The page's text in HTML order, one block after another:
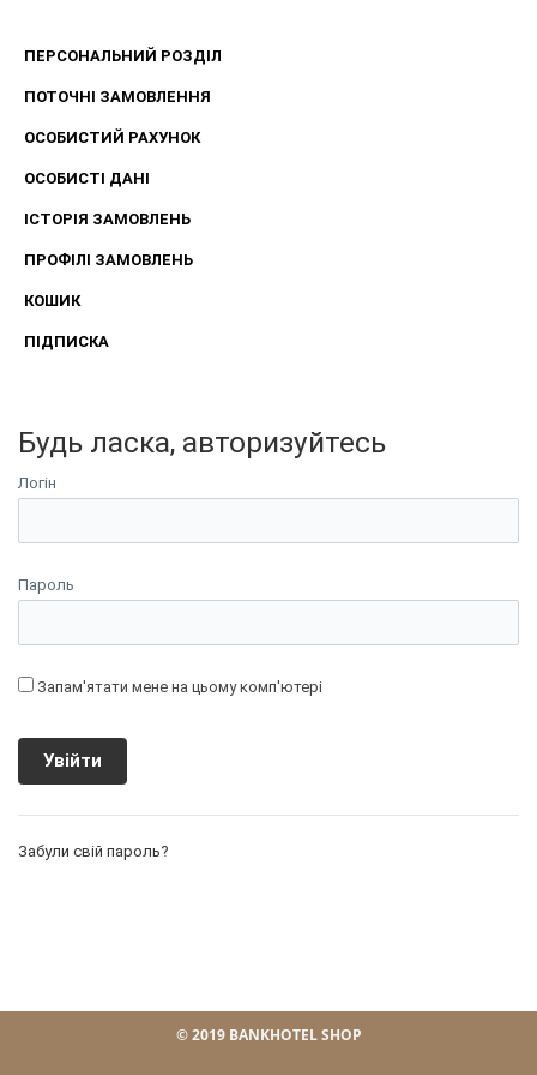
ПЕРСОНАЛЬНИЙ РОЗДІЛ
ПОТОЧНІ ЗАМОВЛЕННЯ
ОСОБИСТИЙ РАХУНОК
ОСОБИСТІ ДАНІ
ІСТОРІЯ ЗАМОВЛЕНЬ
ПРОФІЛІ ЗАМОВЛЕНЬ
КОШИК
ПІДПИСКА
Будь ласка, авторизуйтесь
Логін
Пароль
Запам'ятати мене на цьому комп'ютері
Забули свій пароль?
© 2019 BANKHOTEL SHOP